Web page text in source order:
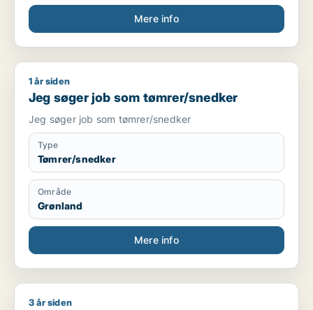
bruger sine hænder. Nye tekknologier some AI/KI.
Internationale virksomheder.
Mere info
Jeg søger job som tømrer/snedker
1 år siden
Jeg søger job som tømrer/snedker
Jeg søger job som tømrer/snedker
Type
Tømrer/snedker
Område
Grønland
Mere info
Jeg søger job som tømrer/snedker
3 år siden